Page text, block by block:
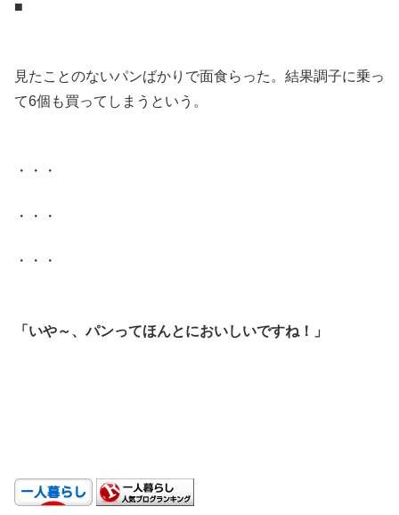
■
見たことのないパンばかりで面食らった。結果調子に乗っ
て6個も買ってしまうという。
・・・
・・・
・・・
「いや～、パンってほんとにおいしいですね！」